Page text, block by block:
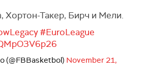
Хортон-Такер, Бирч и Мели.
#EuroLeague
(@FBBasketbol) November 21,